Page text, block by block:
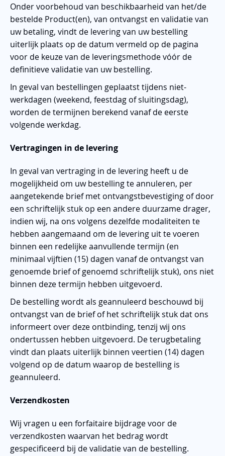
Onder voorbehoud van beschikbaarheid van het/de
bestelde Product(en), van ontvangst en validatie van
uw betaling, vindt de levering van uw bestelling
uiterlijk plaats op de datum vermeld op de pagina
voor de keuze van de leveringsmethode vóór de
definitieve validatie van uw bestelling.
In geval van bestellingen geplaatst tijdens niet-
werkdagen (weekend, feestdag of sluitingsdag),
worden de termijnen berekend vanaf de eerste
volgende werkdag.
Vertragingen in de levering
In geval van vertraging in de levering heeft u de
mogelijkheid om uw bestelling te annuleren, per
aangetekende brief met ontvangstbevestiging of door
een schriftelijk stuk op een andere duurzame drager,
indien wij, na ons volgens dezelfde modaliteiten te
hebben aangemaand om de levering uit te voeren
binnen een redelijke aanvullende termijn (en
minimaal vijftien (15) dagen vanaf de ontvangst van
genoemde brief of genoemd schriftelijk stuk), ons niet
binnen deze termijn hebben uitgevoerd.
De bestelling wordt als geannuleerd beschouwd bij
ontvangst van de brief of het schriftelijk stuk dat ons
informeert over deze ontbinding, tenzij wij ons
ondertussen hebben uitgevoerd. De terugbetaling
vindt dan plaats uiterlijk binnen veertien (14) dagen
volgend op de datum waarop de bestelling is
geannuleerd.
Verzendkosten
Wij vragen u een forfaitaire bijdrage voor de
verzendkosten waarvan het bedrag wordt
gespecificeerd bij de validatie van de bestelling.